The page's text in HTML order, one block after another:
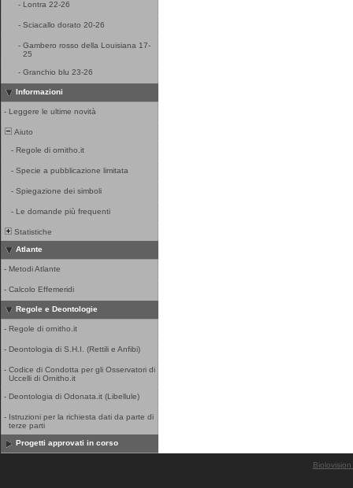
- Lontra 22-26
- Sciacallo dorato 20-26
- Gambero rosso della Louisiana 17-
25
- Granchio blu 23-26
Informazioni
- Leggere le ultime novità
Aiuto
- Regole di ornitho.it
- Specie a pubblicazione limitata
- Spiegazione dei simboli
- Le domande più frequenti
Statistiche
Atlante
- Metodi Atlante
- Calcolo Effemeridi
Regole e Deontologie
- Regole di ornitho.it
- Deontologia di S.H.I. (Rettili e Anfibi)
- Codice di Condotta per gli Osservatori di
Uccelli di Ornitho.it
- Deontologia di Odonata.it (Libellule)
- Istruzioni per la richiesta dati da parte di
terze parti
Progetti approvati in corso
Biolovision